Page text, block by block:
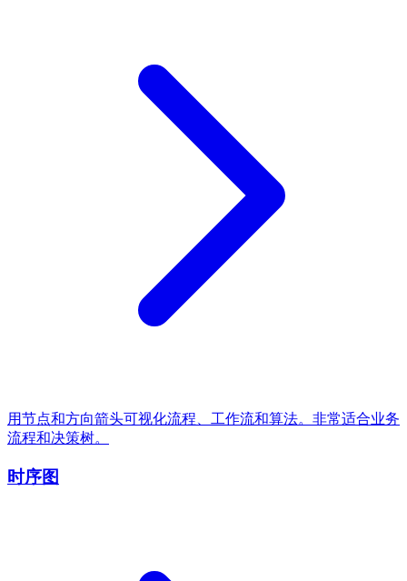
用节点和方向箭头可视化流程、工作流和算法。非常适合业务
流程和决策树。
时序图